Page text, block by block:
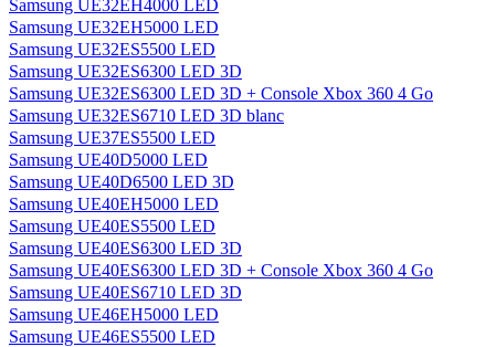
Samsung UE32EH4000 LED
Samsung UE32EH5000 LED
Samsung UE32ES5500 LED
Samsung UE32ES6300 LED 3D
Samsung UE32ES6300 LED 3D + Console Xbox 360 4 Go
Samsung UE32ES6710 LED 3D blanc
Samsung UE37ES5500 LED
Samsung UE40D5000 LED
Samsung UE40D6500 LED 3D
Samsung UE40EH5000 LED
Samsung UE40ES5500 LED
Samsung UE40ES6300 LED 3D
Samsung UE40ES6300 LED 3D + Console Xbox 360 4 Go
Samsung UE40ES6710 LED 3D
Samsung UE46EH5000 LED
Samsung UE46ES5500 LED